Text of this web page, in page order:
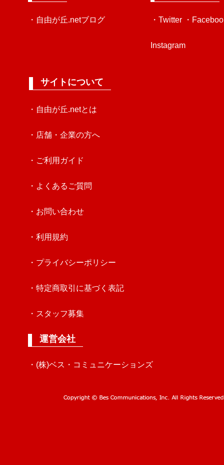
・自由が丘.netブログ ・Twitter ・
Instagram
サイトについて
・自由が丘.netとは
・店舗・企業の方へ
・ご利用ガイド
・よくあるご質問
・お問い合わせ
・利用規約
・プライバシーポリシー
・特定商取引に基づく表記
・スタッフ募集
運営会社
・(株)ベス・コミュニケーションズ